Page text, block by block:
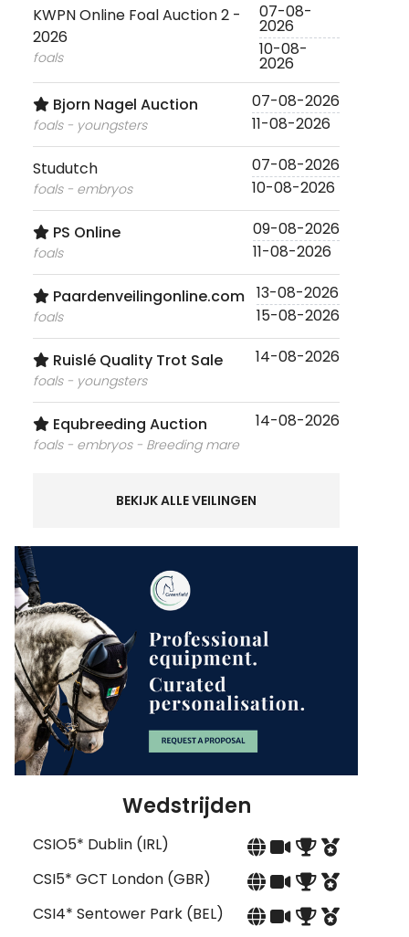
KWPN Online Foal Auction 2 -
2026
foals
07-08-
2026
10-08-
2026
Bjorn Nagel Auction
foals - youngsters
07-08-2026
11-08-2026
Studutch
foals - embryos
07-08-2026
10-08-2026
PS Online
foals
09-08-2026
11-08-2026
Paardenveilingonline.com
foals
13-08-2026
15-08-2026
Ruislé Quality Trot Sale
foals - youngsters
14-08-2026
Equbreeding Auction
foals - embryos - Breeding mare
14-08-2026
BEKIJK ALLE VEILINGEN
Wedstrijden
CSIO5* Dublin (IRL)
CSI5* GCT London (GBR)
CSI4* Sentower Park (BEL)